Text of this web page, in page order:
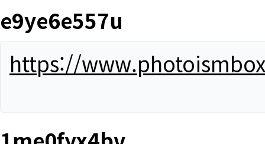
e9ye6e557u
https://